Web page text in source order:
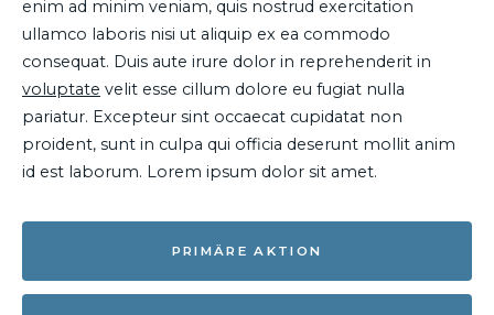
enim ad minim veniam, quis nostrud exercitation
ullamco laboris nisi ut aliquip ex ea commodo
consequat. Duis aute irure dolor in reprehenderit in
voluptate velit esse cillum dolore eu fugiat nulla
pariatur. Excepteur sint occaecat cupidatat non
proident, sunt in culpa qui officia deserunt mollit anim
id est laborum. Lorem ipsum dolor sit amet.
PRIMÄRE AKTION